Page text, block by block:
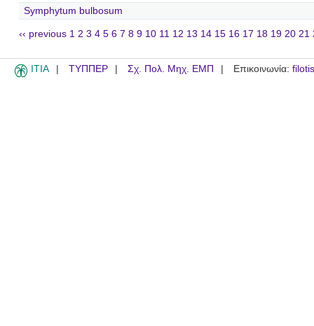
Symphytum bulbosum
‹‹ previous 1 2 3 4 5 6 7 8 9 10 11 12 13 14 15 16 17 18 19 20 21
ITIA ΤΥΠΠΕΡ Σχ. Πολ. Μηχ. ΕΜΠ Επικοινωνία: